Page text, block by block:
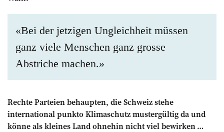
«Bei der jetzigen Ungleichheit müssen
ganz viele Menschen ganz grosse
Abstriche machen.»
Rechte Parteien behaupten, die Schweiz stehe
international punkto Klimaschutz mustergültig da und
könne als kleines Land ohnehin nicht viel bewirken …